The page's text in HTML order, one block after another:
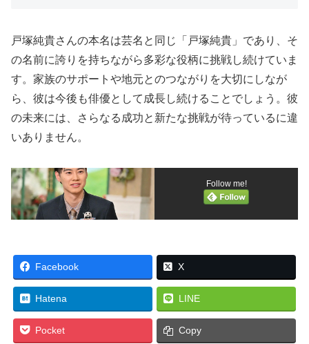
戸塚純貴さんの本名は芸名と同じ「戸塚純貴」であり、そ
の名前に誇りを持ちながら多彩な役柄に挑戦し続けていま
す。家族のサポートや地元とのつながりを大切にしなが
ら、彼は今後も俳優として成長し続けることでしょう。彼
の未来には、さらなる成功と新たな挑戦が待っているに違
いありません。
Follow me!
Facebook X
Hatena LINE
Pocket Copy